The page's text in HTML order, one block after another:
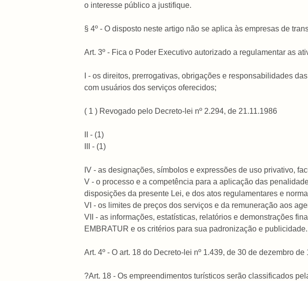
o interesse público a justifique.
§ 4º - O disposto neste artigo não se aplica às empresas de
Art. 3º - Fica o Poder Executivo autorizado a regulamentar as
I - os direitos, prerrogativas, obrigações e responsabilidades
com usuários dos serviços oferecidos;
( 1 ) Revogado pelo Decreto-lei nº 2.294, de 21.11.1986
II - (1)
III - (1)
IV - as designações, símbolos e expressões de uso privativo,
V - o processo e a competência para a aplicação das
disposições da presente Lei, e dos atos regulamentares e
VI - os limites de preços dos serviços e da remuneração aos
VII - as informações, estatísticas, relatórios e demonstrações
EMBRATUR e os critérios para sua padronização e publicidade.
Art. 4º - O art. 18 do Decreto-lei nº 1.439, de 30 de dezembro
?Art. 18 - Os empreendimentos turísticos serão classificados